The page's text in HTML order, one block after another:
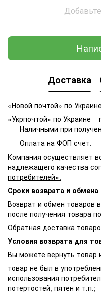
Доставка
«Новой почтой» по
«Укрпочтой» по Украине
Наличными при
Оплата на ФОП счет.
Компания осуществляет
надлежащего качества
потребителей».
Сроки возврата и обмена
Возврат и обмен товаров
после получения товара
Обратная доставка
Условия возврата для
Вы можете вернуть товар
товар не был в
использования
потертостей, пятен и т.п.;